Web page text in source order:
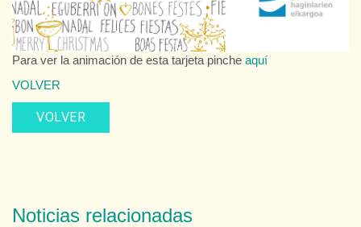
Para ver la animación de esta tarjeta pinche aquí
VOLVER
VOLVER
Noticias relacionadas